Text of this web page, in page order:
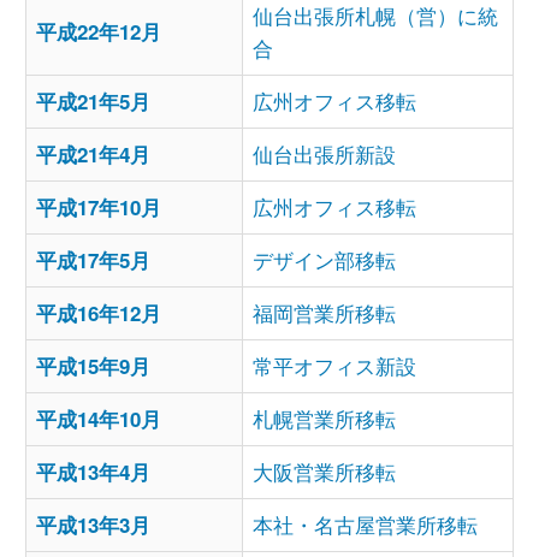
平成22年12月
仙台出張所札幌（営）に統
合
平成21年5月
広州オフィス移転
平成21年4月
仙台出張所新設
平成17年10月
広州オフィス移転
平成17年5月
デザイン部移転
平成16年12月
福岡営業所移転
平成15年9月
常平オフィス新設
平成14年10月
札幌営業所移転
平成13年4月
大阪営業所移転
平成13年3月
本社・名古屋営業所移転